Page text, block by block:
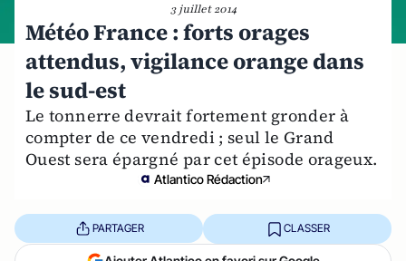
3 juillet 2014
Météo France : forts orages
attendus, vigilance orange dans
le sud-est
Le tonnerre devrait fortement gronder à
compter de ce vendredi ; seul le Grand
Ouest sera épargné par cet épisode orageux.
Atlantico Rédaction
PARTAGER CLASSER